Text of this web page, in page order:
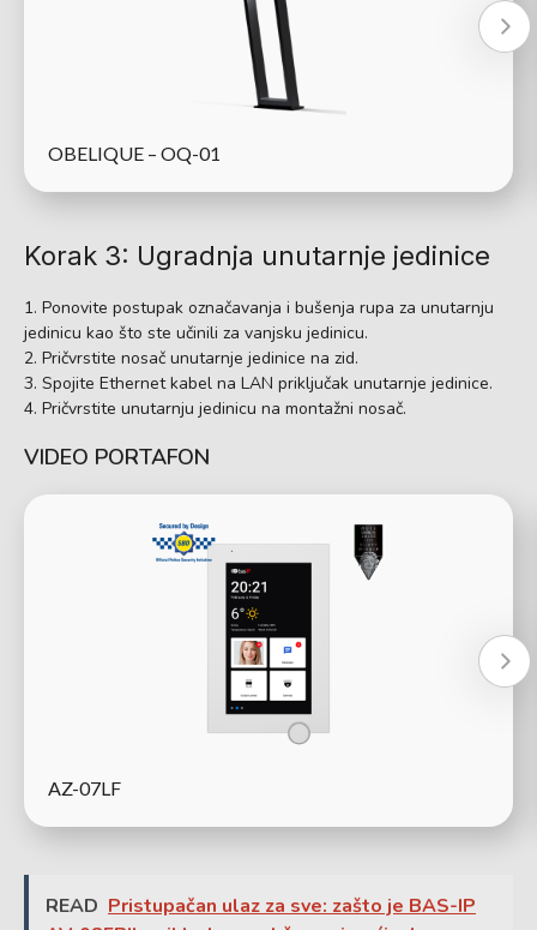
OBELIQUE – OQ-01
Korak 3: Ugradnja unutarnje jedinice
Ponovite postupak označavanja i bušenja rupa za unutarnju
jedinicu kao što ste učinili za vanjsku jedinicu.
Pričvrstite nosač unutarnje jedinice na zid.
Spojite Ethernet kabel na LAN priključak unutarnje jedinice.
Pričvrstite unutarnju jedinicu na montažni nosač.
VIDEO PORTAFON
AZ-07LF
READ Pristupačan ulaz za sve: zašto je BAS-IP